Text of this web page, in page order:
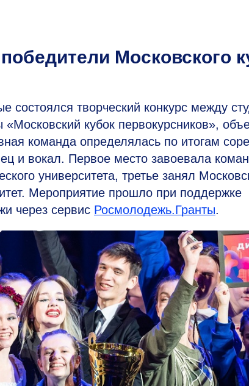
Московского
творческий конкурс между
«Московский кубок первокурсников»,
команда определялась по итогам
и вокал. Первое место завоевала
университета, третье занял
Мероприятие прошло при поддержке
через сервис Росмолодежь.Гранты.